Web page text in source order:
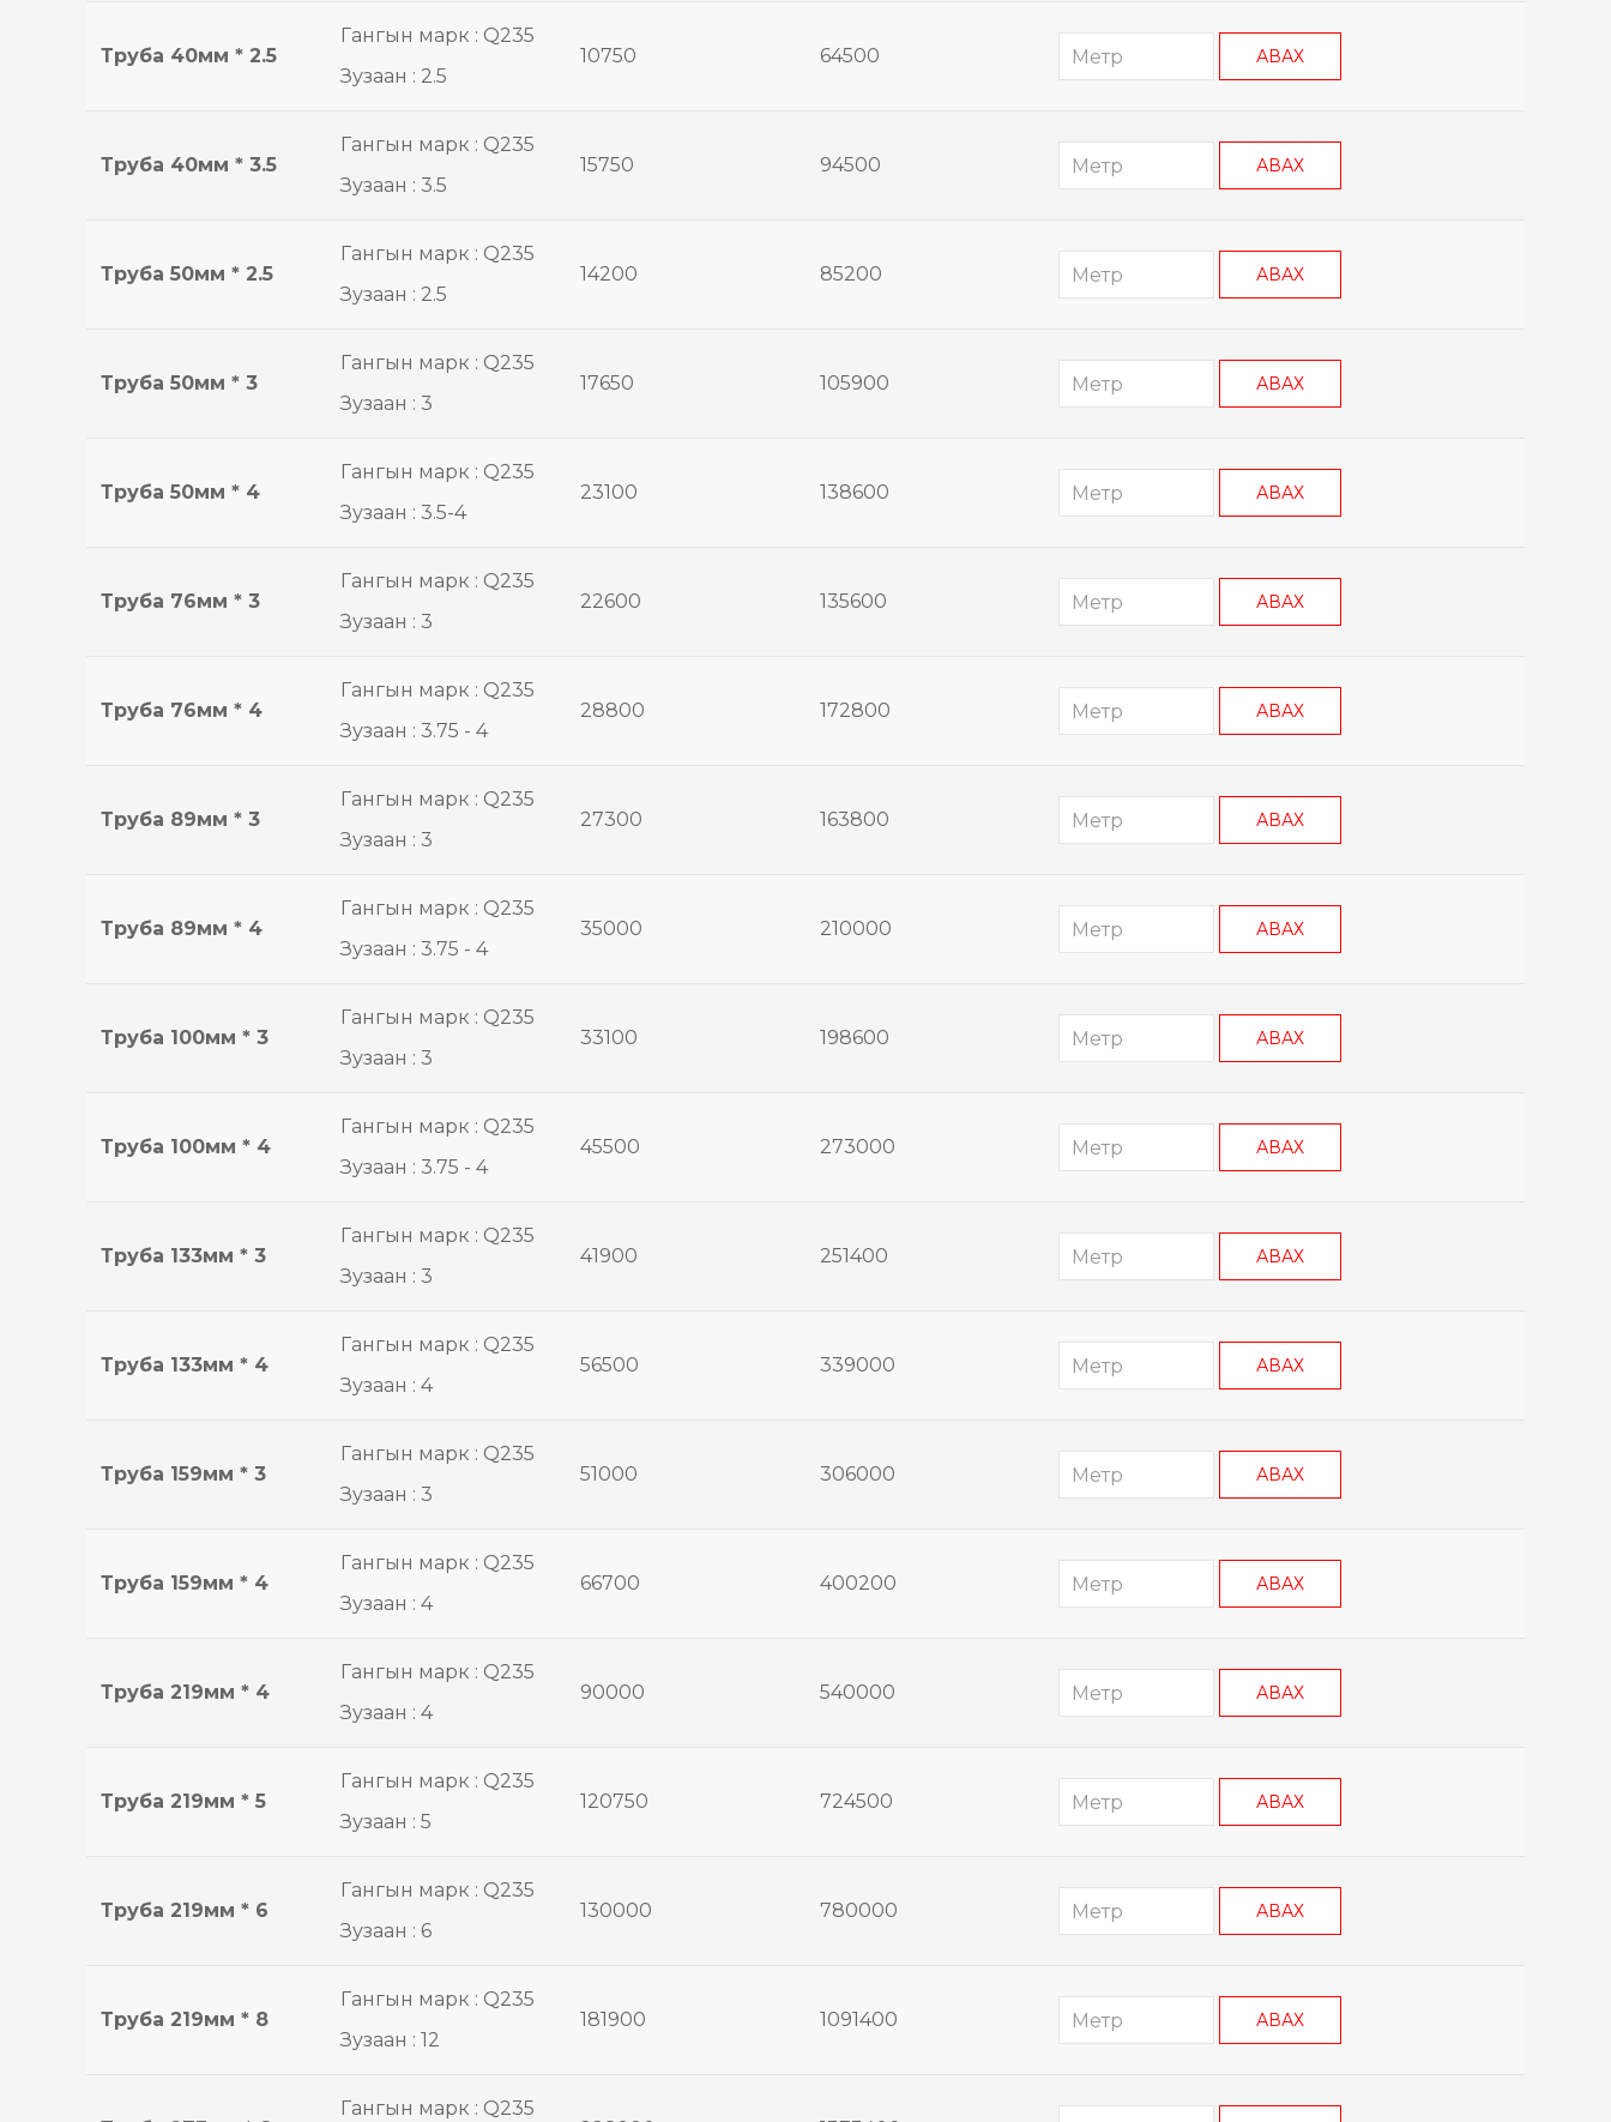
Труба 40мм * 2.5
Гангын марк : Q235
Зузаан : 2.5
10750 64500 АВАХ
Труба 40мм * 3.5
Гангын марк : Q235
Зузаан : 3.5
15750 94500 АВАХ
Труба 50мм * 2.5
Гангын марк : Q235
Зузаан : 2.5
14200 85200 АВАХ
Труба 50мм * 3
Гангын марк : Q235
Зузаан : 3
17650 105900 АВАХ
Труба 50мм * 4
Гангын марк : Q235
Зузаан : 3.5-4
23100 138600 АВАХ
Труба 76мм * 3
Гангын марк : Q235
Зузаан : 3
22600 135600 АВАХ
Труба 76мм * 4
Гангын марк : Q235
Зузаан : 3.75 - 4
28800 172800 АВАХ
Труба 89мм * 3
Гангын марк : Q235
Зузаан : 3
27300 163800 АВАХ
Труба 89мм * 4
Гангын марк : Q235
Зузаан : 3.75 - 4
35000 210000 АВАХ
Труба 100мм * 3
Гангын марк : Q235
Зузаан : 3
33100 198600 АВАХ
Труба 100мм * 4
Гангын марк : Q235
Зузаан : 3.75 - 4
45500 273000 АВАХ
Труба 133мм * 3
Гангын марк : Q235
Зузаан : 3
41900 251400 АВАХ
Труба 133мм * 4
Гангын марк : Q235
Зузаан : 4
56500 339000 АВАХ
Труба 159мм * 3
Гангын марк : Q235
Зузаан : 3
51000 306000 АВАХ
Труба 159мм * 4
Гангын марк : Q235
Зузаан : 4
66700 400200 АВАХ
Труба 219мм * 4
Гангын марк : Q235
Зузаан : 4
90000 540000 АВАХ
Труба 219мм * 5
Гангын марк : Q235
Зузаан : 5
120750 724500 АВАХ
Труба 219мм * 6
Гангын марк : Q235
Зузаан : 6
130000 780000 АВАХ
Труба 219мм * 8
Гангын марк : Q235
Зузаан : 12
181900 1091400 АВАХ
Гангын марк : Q235